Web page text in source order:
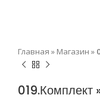
Главная » Магазин »
019.Комплект